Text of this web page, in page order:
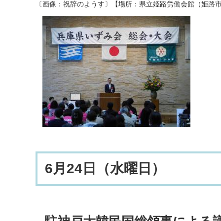
〔画像：祝辞のようす〕【場所：県立姫路労働会館（姫路
6月24日（水曜日）